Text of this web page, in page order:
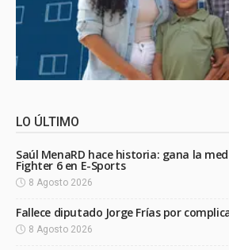
LO ÚLTIMO
Saúl MenaRD hace historia: gana la
Fighter 6 en E-Sports
8 Agosto 2026
Fallece diputado Jorge Frías por
8 Agosto 2026